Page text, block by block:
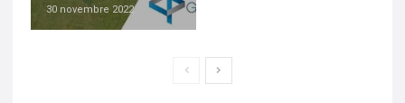
30 novembre 2022